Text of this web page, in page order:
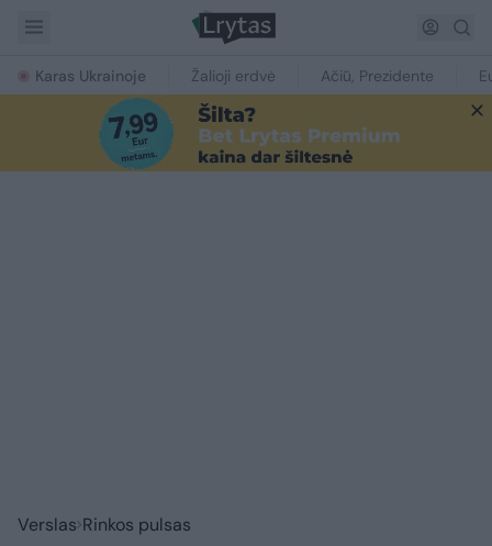
Karas Ukrainoje Žalioji erdvė Ačiū, Prezidente
Verslas Rinkos pulsas